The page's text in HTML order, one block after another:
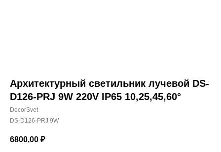
Архитектурный светильник лучевой DS-
D126-PRJ 9W 220V IP65 10,25,45,60°
DecorSvet
DS-D126-PRJ 9W
6800,00 ₽